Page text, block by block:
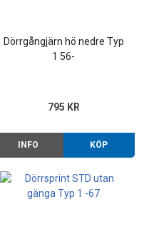
Dörrgångjärn hö nedre Typ
1 56-
795 KR
INFO KÖP